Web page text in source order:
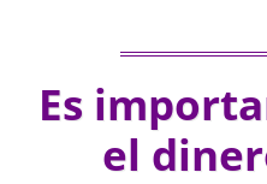
Es
el